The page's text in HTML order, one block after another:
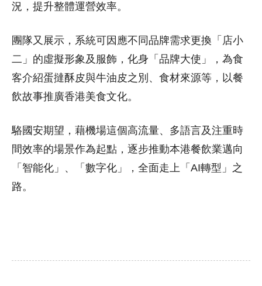
況，提升整體運營效率。
團隊又展示，系統可因應不同品牌需求更換「店小
二」的虛擬形象及服飾，化身「品牌大使」，為食
客介紹蛋撻酥皮與牛油皮之別、食材來源等，以餐
飲故事推廣香港美食文化。
駱國安期望，藉機場這個高流量、多語言及注重時
間效率的場景作為起點，逐步推動本港餐飲業邁向
「智能化」、「數字化」，全面走上「AI轉型」之
路。